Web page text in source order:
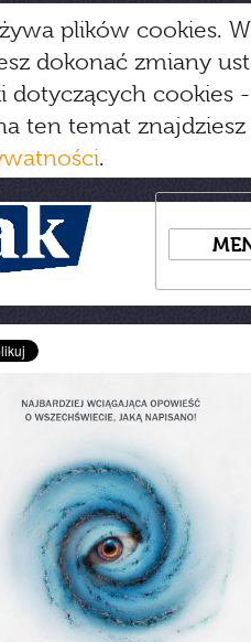
plików cookies.
dokonać zmiany
dotyczących cookies
ten temat
.